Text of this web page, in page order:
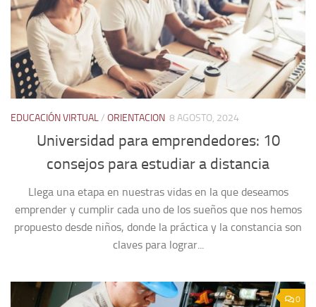
EDUCACIÓN VIRTUAL/ ORIENTACION 8 AGOSTO, 2024
Universidad para emprendedores: 10
consejos para estudiar a distancia
Llega una etapa en nuestras vidas en la que deseamos
emprender y cumplir cada uno de los sueños que nos hemos
propuesto desde niños, donde la práctica y la constancia son
claves para lograr...
0